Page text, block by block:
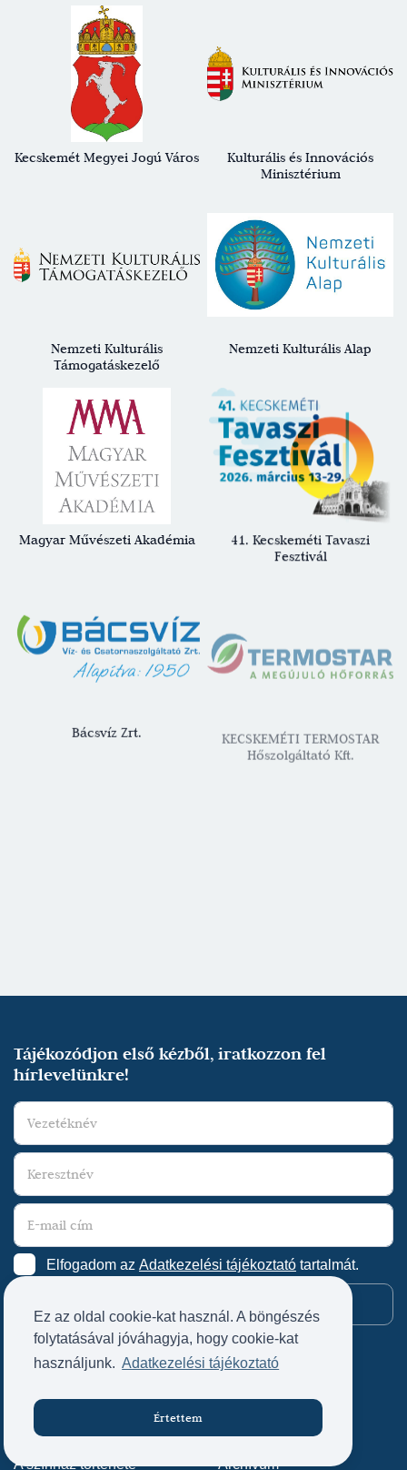
Ez az oldal cookie-kat használ. A böngészés
folytatásával jóváhagyja, hogy cookie-kat
használjunk. Adatkezelési tájékoztató
Értettem
Jegyvásárlás
Kecskemét Megyei Jogú Város
Kulturális és Innovációs
Minisztérium
Nemzeti Kulturális
Támogatáskezelő
Nemzeti Kulturális Alap
Magyar Művészeti Akadémia
41. Kecskeméti Tavaszi
Fesztivál
Bácsvíz Zrt.
KECSKEMÉTI TERMOSTAR
Hőszolgáltató Kft.
Tájékozódjon első kézből, iratkozzon fel
hírlevelünkre!
Elfogadom az Adatkezelési tájékoztató tartalmát.
Társulat
A színház története
Előadások
Archívum